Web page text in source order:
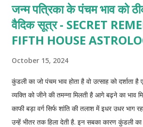
जन्म पत्रिका के पंचम भाव को
वैदिक सूत्र - SECRET
FIFTH HOUSE
October 15, 2024
कुंडली का जो पंचम भाव होता है वो उत्साह को दर्शाता
व्यक्ति को जीने की तमन्ना मिलती है आगे बढ़ने का
काफी बड़ा वर्ग सिर्फ शांति की तलाश में इधर उधर भाग
उन्हें भीतर तक हिला देती है. इन सबका कारण कुंडली का